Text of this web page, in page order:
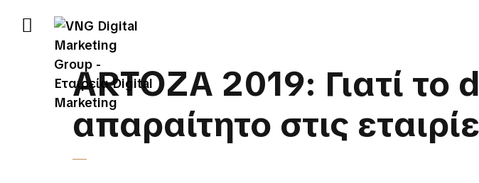
ARTOZA 2019: Γιατί
απαραίτητο στις